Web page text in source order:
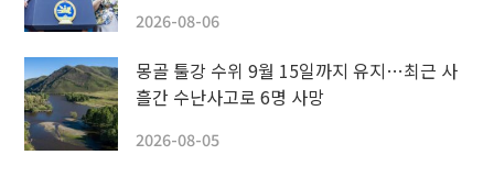
2026-08-06
몽골 툴강 수위 9월 15일까지 유지…최근 사
흘간 수난사고로 6명 사망
2026-08-05